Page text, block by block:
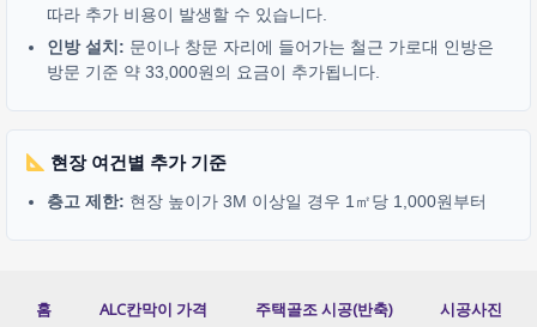
따라 추가 비용이 발생할 수 있습니다.
인방 설치: 문이나 창문 자리에 들어가는 철근 가로대 인방은
방문 기준 약 33,000원의 요금이 추가됩니다.
현장 여건별 추가 기준
층고 제한: 현장 높이가 3M 이상일 경우 1㎡당 1,000원부터
홈 ALC칸막이 가격 주택골조 시공(반축)
시공사진